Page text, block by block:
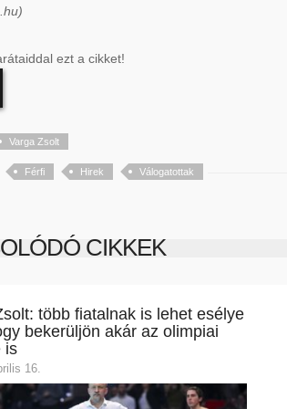
ezt a cikket!
Varga Zsolt
Férfi Hirek Válogatottak
CIKKEK
több fiatalnak is lehet esélye
bekerüljön akár az olimpiai
is
16.